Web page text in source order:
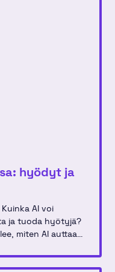
hyödyt ja
AI voi
ja tuoda hyötyjä?
miten AI auttaa